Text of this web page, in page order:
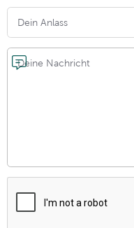
Dein Anlass
Deine Nachricht